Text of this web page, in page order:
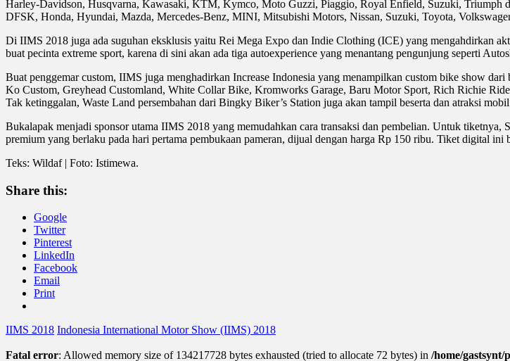
Harley-Davidson, Husqvarna, Kawasaki, KTM, Kymco, Moto Guzzi, Piaggio, Royal Enfield, Suzuki, Triumph
DFSK, Honda, Hyundai, Mazda, Mercedes-Benz, MINI, Mitsubishi Motors, Nissan, Suzuki, Toyota,
Di IIMS 2018 juga ada suguhan eksklusis yaitu Rei Mega Expo dan Indie Clothing (ICE) yang mengahdirkan
buat pecinta extreme sport, karena di sini akan ada tiga autoexperience yang menantang pengunjung seperti
Buat penggemar custom, IIMS juga menghadirkan Increase Indonesia yang menampilkan custom bike show
Ko Custom, Greyhead Customland, White Collar Bike, Kromworks Garage, Baru Motor Sport, Rich Richie
Tak ketinggalan, Waste Land persembahan dari Bingky Biker’s Station juga akan tampil beserta dan atraksi
Bukalapak menjadi sponsor utama IIMS 2018 yang memudahkan cara transaksi dan pembelian. Untuk
premium yang berlaku pada hari pertama pembukaan pameran, dijual dengan harga Rp 150 ribu. Tiket digital
Teks: Wildaf | Foto: Istimewa.
Share this:
Google
Twitter
Pinterest
LinkedIn
Facebook
Email
Print
IIMS 2018 Indonesia International Motor Show (IIMS) 2018
Fatal error: Allowed memory size of 134217728 bytes exhausted (tried to allocate 72 bytes) in /home/